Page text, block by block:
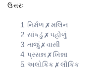
ઉત્તરઃ
નિર્મળ ✗ મલિન
સાંકડું ✗ પહોળું
તાજું ✗ વાસી
પ્રસન્ન ✗ ખિન્ના
અલોકિક ✗ લૌકિક